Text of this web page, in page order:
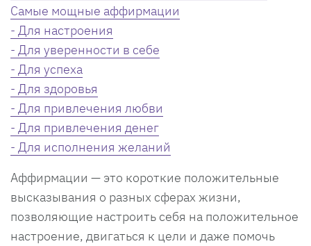
Самые мощные аффирмации
- Для настроения
- Для уверенности в себе
- Для успеха
- Для здоровья
- Для привлечения любви
- Для привлечения денег
- Для исполнения желаний
Аффирмации — это короткие положительные
высказывания о разных сферах жизни,
позволяющие настроить себя на положительное
настроение, двигаться к цели и даже помочь